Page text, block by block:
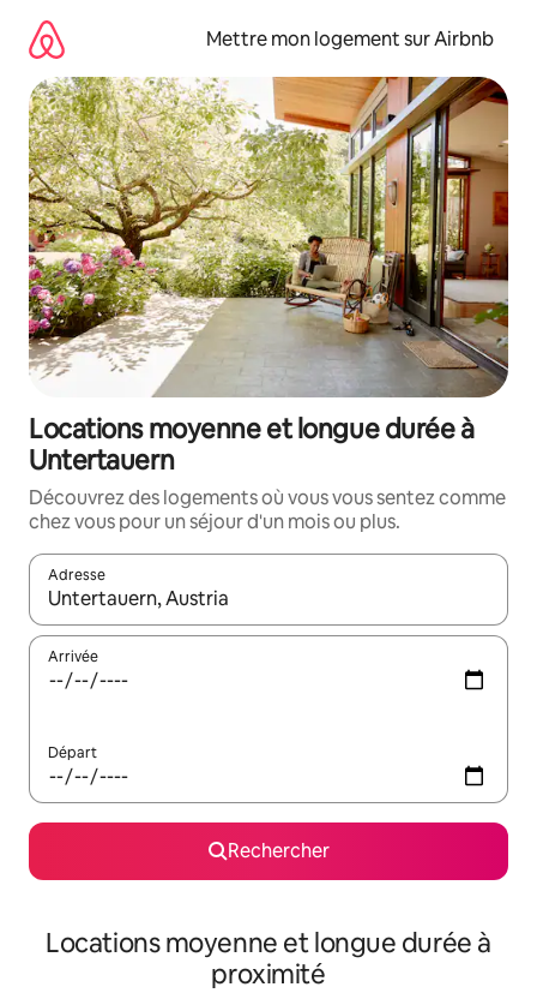
directement
contenu
Mettre mon logement sur Airbnb
Locations moyenne et longue durée à
Untertauern
Découvrez des logements où vous vous sentez comme
chez vous pour un séjour d'un mois ou plus.
Adresse
Lorsque les résultats s'affichent, utilisez les flèches vers le
Arrivée
Départ
Rechercher
Locations moyenne et longue durée à
proximité